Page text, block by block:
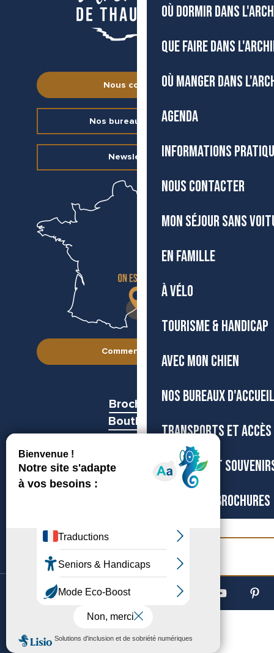
OÙ DORMIR DANS
QUE FAIRE DANS
OÙ MANGER DANS
AGENDA
INFORMATIONS
NOUS CONTACTER
MON SÉJOUR SANS
EN FAMILLE
À VÉLO
TOURISME & HANDICAP
AVEC MON CHIEN
NOS BUREAUX D'ACCUEIL
TRANSPORTS ET ACCÈS
BOUTIQUE ET
CARTES ET BROCHURES
Nous contacter
Nos bureaux d’accueil
Newsletter
Comment venir ?
Brochures
Boutiques
Groupes
©Archipel de Thau, 2026 Accessibilité
Gestion du consentementPlan du site